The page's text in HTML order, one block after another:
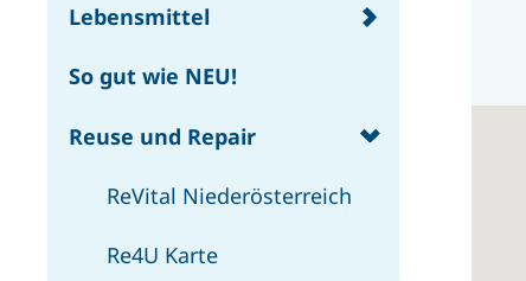
Lebensmittel
So gut wie NEU!
Reuse und Repair
ReVital Niederösterreich
Re4U Karte